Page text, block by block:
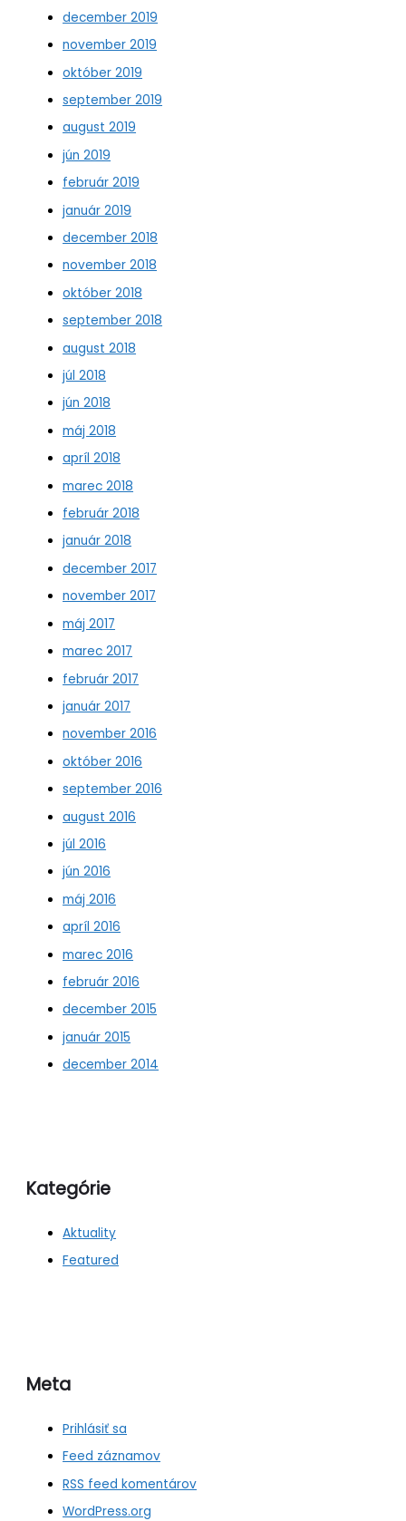
december 2019
november 2019
október 2019
september 2019
august 2019
jún 2019
február 2019
január 2019
december 2018
november 2018
október 2018
september 2018
august 2018
júl 2018
jún 2018
máj 2018
apríl 2018
marec 2018
február 2018
január 2018
december 2017
november 2017
máj 2017
marec 2017
február 2017
január 2017
november 2016
október 2016
september 2016
august 2016
júl 2016
jún 2016
máj 2016
apríl 2016
marec 2016
február 2016
december 2015
január 2015
december 2014
Kategórie
Aktuality
Featured
Meta
Prihlásiť sa
Feed záznamov
RSS feed komentárov
WordPress.org